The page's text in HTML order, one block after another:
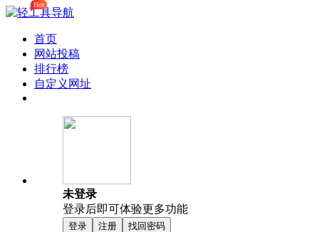
首页
网站投稿
排行榜
Hot
自定义网址
未登录
登录后即可体验更多功能
登录 注册 找回密码